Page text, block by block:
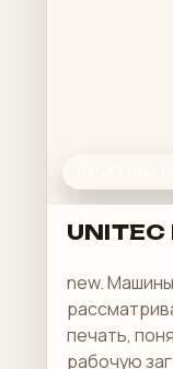
new.
печать,
рабочую